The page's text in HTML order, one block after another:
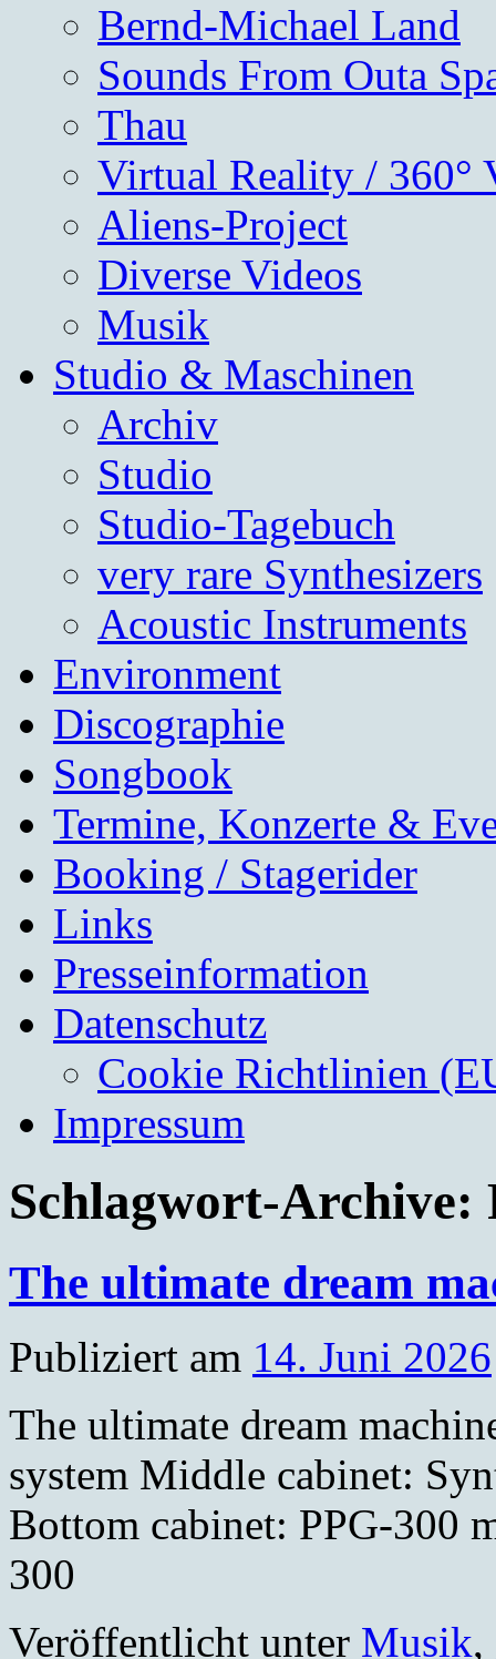
Bernd-Michael Land
Sounds From Outa
Thau
Virtual Reality / 360°
Aliens-Project
Diverse Videos
Musik
Studio & Maschinen
Archiv
Studio
Studio-Tagebuch
very rare Synthesizers
Acoustic Instruments
Environment
Discographie
Songbook
Termine, Konzerte &
Booking / Stagerider
Links
Presseinformation
Datenschutz
Cookie Richtlinien
Impressum
Schlagwort-Archive:
The ultimate dream
Publiziert am 14. Juni 2026
The ultimate dream
system Middle cabinet:
Bottom cabinet: PPG-300
300
Veröffentlicht unter Musik,